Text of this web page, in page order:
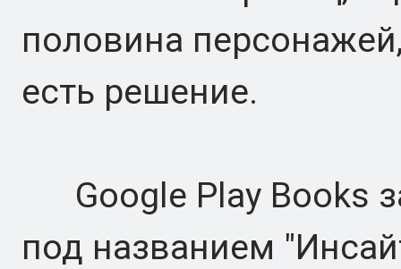
половина
есть решение.
Google Play Books
под названием